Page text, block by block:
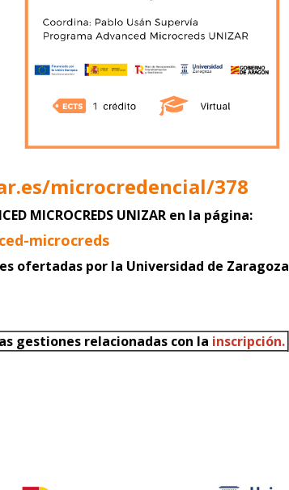
microcredencial/378
MICROCREDS UNIZAR en la página:
microcreds
ofertadas por la Universidad de Zaragoza
gestiones relacionadas con la inscripción.